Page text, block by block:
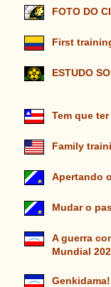
FOTO DO
First
ESTUDO
Tem que
Family
Apertando
Mudar o
A guerra
Mundial